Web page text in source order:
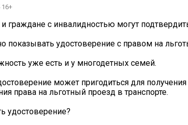
16+
граждане с инвалидностью могут
показывать удостоверение с правом на
уже есть и у многодетных семей.
может пригодиться для
права на льготный проезд в транспорте.
удостоверение?